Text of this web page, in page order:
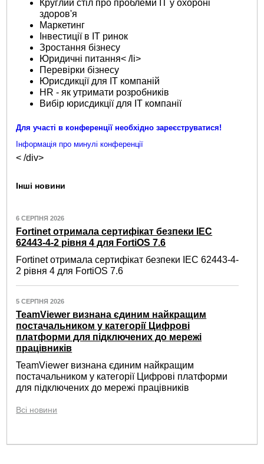
Круглий стіл про проблеми ІТ у охороні
здоров'я
Маркетинг
Інвестиції в ІТ ринок
Зростання бізнесу
Юридичні питання< /li>
Перевірки бізнесу
Юрисдикції для ІТ компаній
HR - як утримати розробників
Вибір юрисдикції для ІТ компанії
Для участі в конференції необхідно зареєструватися!
Інформація про минулі конференції
< /div>
Інші новини
6 СЕРПНЯ 2026
Fortinet отримала сертифікат безпеки IEC
62443-4-2 рівня 4 для FortiOS 7.6
Fortinet отримала сертифікат безпеки IEC 62443-4-
2 рівня 4 для FortiOS 7.6
5 СЕРПНЯ 2026
TeamViewer визнана єдиним найкращим
постачальником у категорії Цифрові
платформи для підключених до мережі
працівників
TeamViewer визнана єдиним найкращим
постачальником у категорії Цифрові платформи
для підключених до мережі працівників
Всі новини